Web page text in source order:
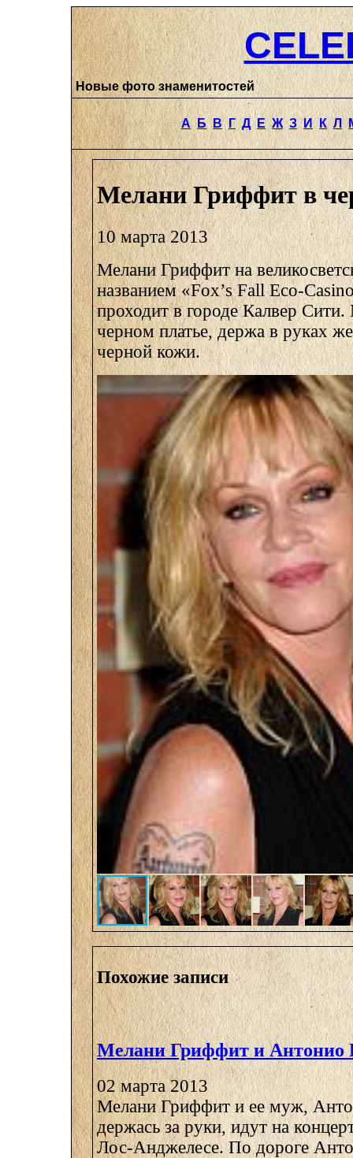
Новые фото знаменитостей
А Б В Г Д Е Ж З И К Л
Мелани Гриффит в
10 марта 2013
Мелани Гриффит на
названием «Fox’s Fall Eco-
проходит в городе Калвер
черном платье, держа в руках
черной кожи.
Похожие записи
Мелани Гриффит и Антонио
02 марта 2013
Мелани Гриффит и ее муж,
держась за руки, идут на
Лос-Анджелесе. По дороге